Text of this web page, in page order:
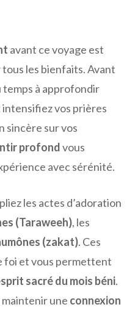
avant ce voyage est
les bienfaits. Avant
à approfondir
intensifiez vos prières
sincère sur vos
profondvous
avec sérénité.
les actes d’adoration
(Taraweeh), les
(zakat). Ces
et vous permettent
sacré du mois béni.
maintenir une connexion